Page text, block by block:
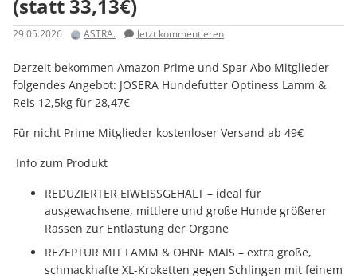
(statt 33,13€)
29.05.2026 ASTRA. Jetzt kommentieren
Derzeit bekommen Amazon Prime und Spar Abo Mitglieder
folgendes Angebot: JOSERA Hundefutter Optiness Lamm &
Reis 12,5kg für 28,47€
Für nicht Prime Mitglieder kostenloser Versand ab 49€
Info zum Produkt
REDUZIERTER EIWEISSGEHALT – ideal für
ausgewachsene, mittlere und große Hunde größerer
Rassen zur Entlastung der Organe
REZEPTUR MIT LAMM & OHNE MAIS – extra große,
schmackhafte XL-Kroketten gegen Schlingen mit feinem